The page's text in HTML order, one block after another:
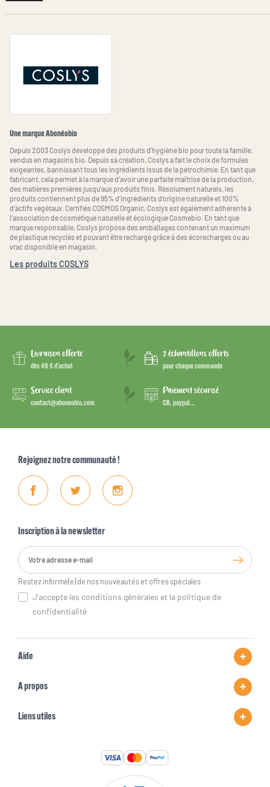
Une marque Abonéobio
Depuis 2003 Coslys développe des produits d’hygiène bio pour toute la famille,
vendus en magasins bio. Depuis sa création, Coslys a fait le choix de formules
exigeantes, bannissant tous les ingrédients issus de la pétrochimie. En tant que
fabricant, cela permet à la marque d’avoir une parfaite maîtrise de la production,
des matières premières jusqu’aux produits finis. Résolument naturels, les
produits contiennent plus de 95% d’ingrédients d’origine naturelle et 100%
d’actifs végétaux. Certifiés COSMOS Organic, Coslys est également adhérente à
l’association de cosmétique naturelle et écologique Cosmebio. En tant que
marque responsable, Coslys propose des emballages contenant un maximum
de plastique recyclés et pouvant être rechargé grâce à des écorecharges ou au
vrac disponible en magasin.
Les produits COSLYS
Livraison offerte
dès 49 € d’achat
3 échantillons offerts
pour chaque commande
Service client
contact@aboneobio.com
Paiement sécurisé
CB, paypal...
Rejoignez notre communauté !
FacebookTwitter Instagram
Inscription à la newsletter
Restez informé(e) de nos nouveautés et offres spéciales
J'accepte les conditions générales et la politique de
confidentialité
Aide
A propos
Liens utiles